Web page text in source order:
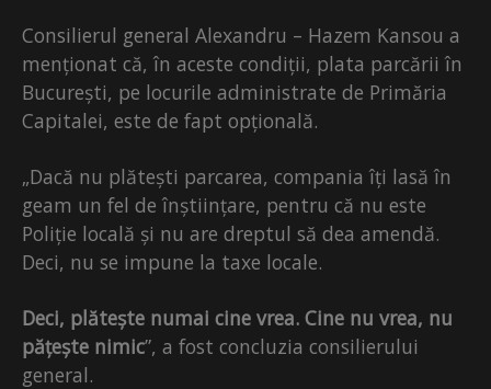
Consilierul general Alexandru – Hazem Kansou a
menționat că, în aceste condiții, plata parcării în
București, pe locurile administrate de Primăria
Capitalei, este de fapt opțională.
„Dacă nu plătești parcarea, compania îți lasă în
geam un fel de înștiințare, pentru că nu este
Poliție locală și nu are dreptul să dea amendă.
Deci, nu se impune la taxe locale.
Deci, plătește numai cine vrea. Cine nu vrea, nu
pățește nimic”, a fost concluzia consilierului
general.